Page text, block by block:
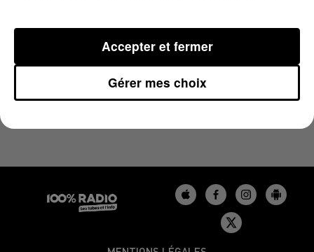
Gérer mes choix
Accepter et fermer